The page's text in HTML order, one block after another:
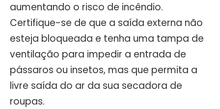
aumentando o risco de incêndio.
Certifique-se de que a saída externa não
esteja bloqueada e tenha uma tampa de
ventilação para impedir a entrada de
pássaros ou insetos, mas que permita a
livre saída do ar da sua secadora de
roupas.